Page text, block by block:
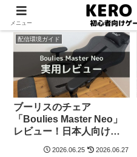
配信環境ガイド
ブーリスのチェア
「Boulies Master Neo」
レビュー！日本人向けで
2026.06.25 2026.06.27
メニュー